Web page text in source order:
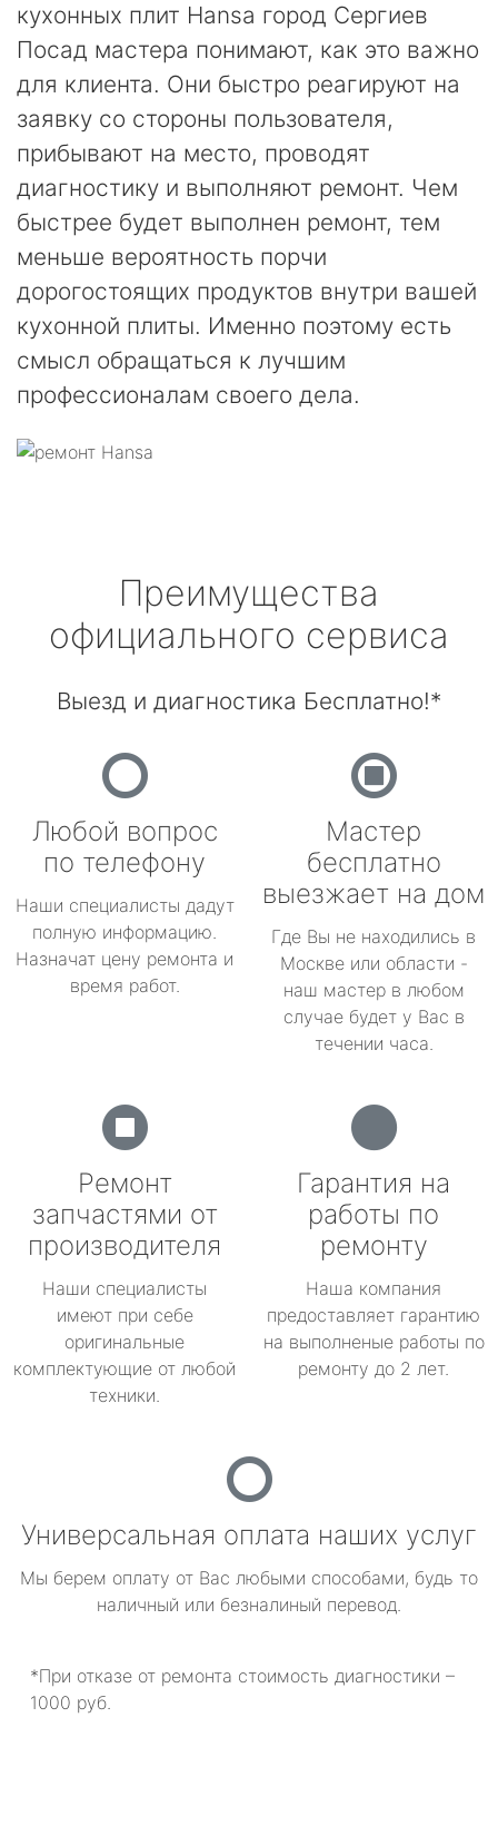
кухонных плит Hansa город Сергиев
Посад мастера понимают, как это важно
для клиента. Они быстро реагируют на
заявку со стороны пользователя,
прибывают на место, проводят
диагностику и выполняют ремонт. Чем
быстрее будет выполнен ремонт, тем
меньше вероятность порчи
дорогостоящих продуктов внутри вашей
кухонной плиты. Именно поэтому есть
смысл обращаться к лучшим
профессионалам своего дела.
Преимущества
официального сервиса
Выезд и диагностика Бесплатно!*
Любой вопрос
по телефону
Наши специалисты дадут
полную информацию.
Назначат цену ремонта и
время работ.
Мастер
бесплатно
выезжает на дом
Где Вы не находились в
Москве или области -
наш мастер в любом
случае будет у Вас в
течении часа.
Ремонт
запчастями от
производителя
Наши специалисты
имеют при себе
оригинальные
комплектующие от любой
техники.
Гарантия на
работы по
ремонту
Наша компания
предоставляет гарантию
на выполненые работы по
ремонту до 2 лет.
Универсальная оплата наших услуг
Мы берем оплату от Вас любыми способами, будь то
наличный или безналиный перевод.
*При отказе от ремонта стоимость диагностики –
1000 руб.